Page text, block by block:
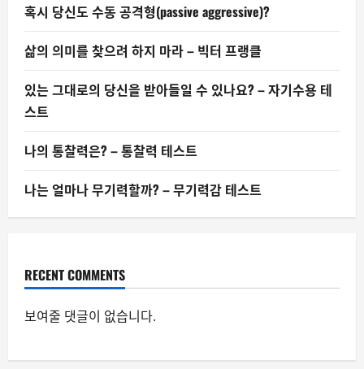
혹시 당신도 수동 공격형(passive aggressive)?
삶의 의미를 찾으려 하지 마라 – 빅터 프랭클
있는 그대로의 당신을 받아들일 수 있나요? – 자기수용 테
스트
나의 통찰력은? – 통찰력 테스트
나는 얼마나 무기력할까? – 무기력감 테스트
RECENT COMMENTS
보여줄 댓글이 없습니다.